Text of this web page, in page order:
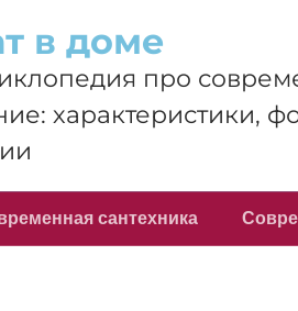
в доме
про
характеристики,
сантехника